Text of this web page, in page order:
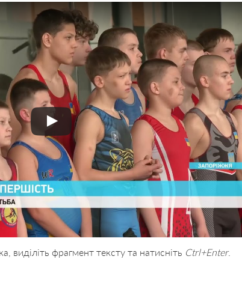
фрагмент тексту та натисніть Ctrl+Enter.